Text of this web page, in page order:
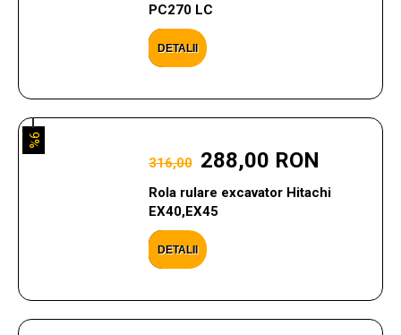
PC270 LC
DETALII
316,00 288,00 RON
Rola rulare excavator Hitachi
EX40,EX45
DETALII
9%